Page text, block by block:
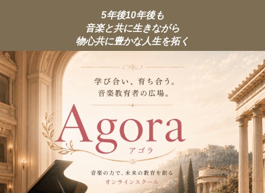
5年後10年後も
音楽と共に生きながら
物心共に豊かな人生を拓く